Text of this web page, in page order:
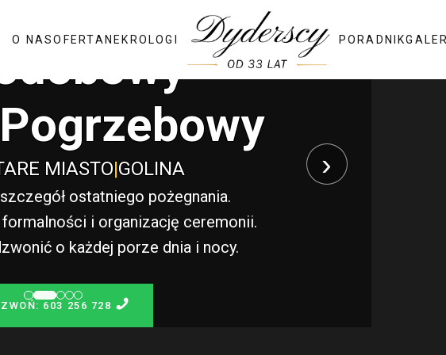
O NASOFERTANEKROLOGI PORADNIK
MIASTO|GOLINA
ostatniego pożegnania.
i organizację ceremonii.
o każdej porze dnia i nocy.
603 256 728
›